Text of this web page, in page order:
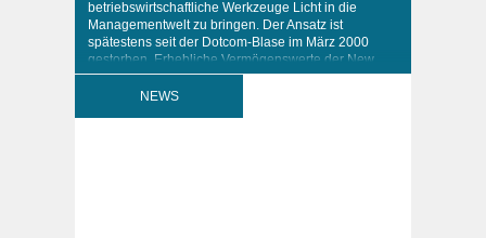
betriebswirtschaftliche Werkzeuge Licht in die
Managementwelt zu bringen. Der Ansatz ist
spätestens seit der Dotcom-Blase im März 2000
gestorben. Erhebliche Vermögenswerte der New
Economy wurden damals in kurzer Zeit vernichtet.
Warum eigentlich?
NEWS